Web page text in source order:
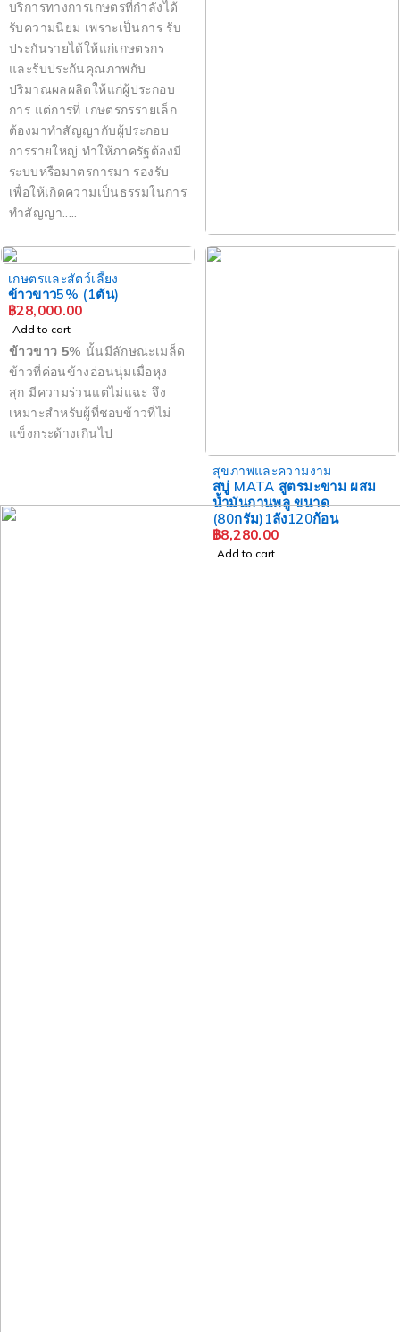
บริการทางการเกษตรที่กำลังได้
รับความนิยม เพราะเป็นการ รับ
ประกันรายได้ให้แก่เกษตรกร
และรับประกันคุณภาพกับ
ปริมาณผลผลิตให้แก่ผู้ประกอบ
การ แต่การที่ เกษตรกรรายเล็ก
ต้องมาทำสัญญากับผู้ประกอบ
การรายใหญ่ ทำให้ภาครัฐต้องมี
ระบบหรือมาตรการมา รองรับ
เพื่อให้เกิดความเป็นธรรมในการ
ทำสัญญา.....
สุขภาพและความงาม
Spa Ozone (1ลัง20ขวด)
เกษตรและสัตว์เลี้ยง
ข้าวขาว5% (1ตัน)
฿28,000.00
Add to cart
ข้าวขาว 5% นั้นมีลักษณะเมล็ด
ข้าวที่ค่อนข้างอ่อนนุ่มเมื่อหุง
สุก มีความร่วนแต่ไม่แฉะจึง
เหมาะสำหรับผู้ที่ชอบข้าวที่ไม่
แข็งกระด้างเกินไป
สุขภาพและความงาม
สบู่ MATA สูตรมะขาม ผสม
น้ำมันกานพลู ขนาด
(80กรัม)1ลัง120ก้อน
฿8,280.00
Add to cart